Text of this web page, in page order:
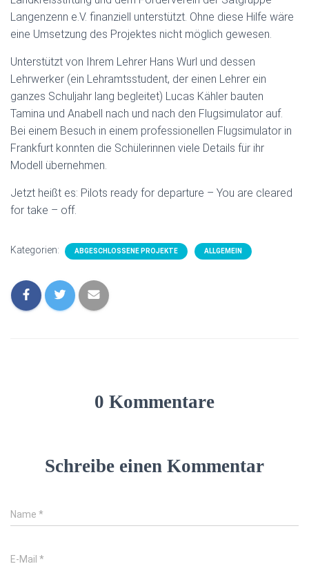
Langenzenn e.V. finanziell unterstützt. Ohne diese Hilfe wäre
eine Umsetzung des Projektes nicht möglich gewesen.
Unterstützt von Ihrem Lehrer Hans Wurl und dessen
Lehrwerker (ein Lehramtsstudent, der einen Lehrer ein
ganzes Schuljahr lang begleitet) Lucas Kähler bauten
Tamina und Anabell nach und nach den Flugsimulator auf.
Bei einem Besuch in einem professionellen Flugsimulator in
Frankfurt konnten die Schülerinnen viele Details für ihr
Modell übernehmen.
Jetzt heißt es: Pilots ready for departure – You are cleared
for take – off.
Kategorien: ABGESCHLOSSENE PROJEKTE ALLGEMEIN
0 Kommentare
Schreibe einen Kommentar
Name *
E-Mail *